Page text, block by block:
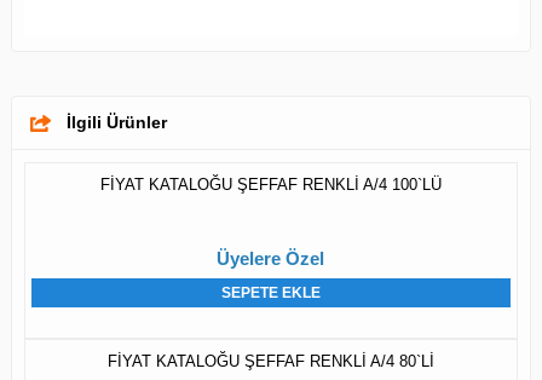
İlgili Ürünler
FİYAT KATALOĞU ŞEFFAF RENKLİ A/4 100`LÜ
Üyelere Özel
SEPETE EKLE
FİYAT KATALOĞU ŞEFFAF RENKLİ A/4 80`Lİ